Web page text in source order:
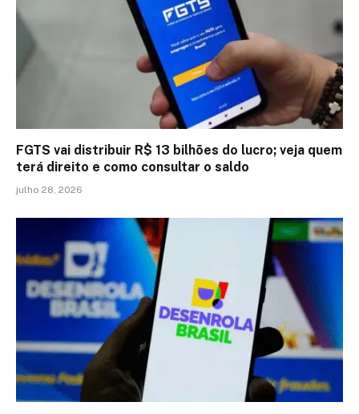
FGTS vai distribuir R$ 13 bilhões do lucro; veja quem
terá direito e como consultar o saldo
julho 28, 2026